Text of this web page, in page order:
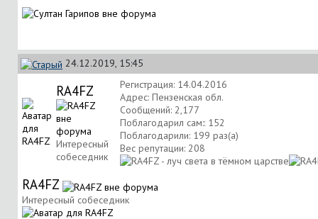
24.12.2019, 15:45
RA4FZ
Интересный
собеседник
Регистрация: 14.04.2016
Адрес: Пензенская обл.
Сообщений: 2,177
Поблагодарил сам:: 152
Поблагодарили: 199 раз(а)
Вес репутации: 208
RA4FZ
Интересный собеседник